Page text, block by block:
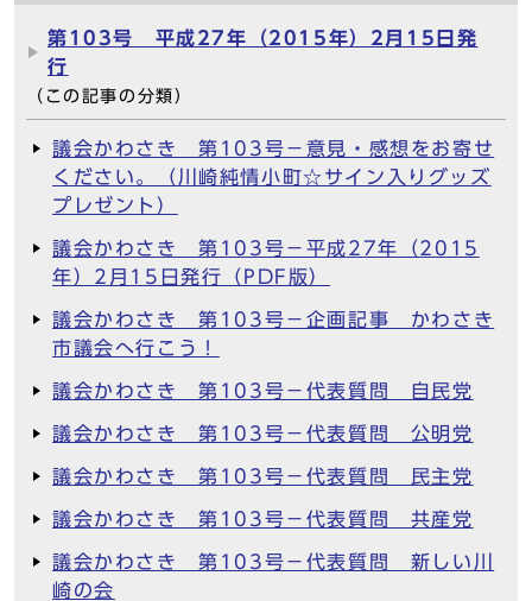
第103号 平成27年（2015年）2月15日発
行
（この記事の分類）
議会かわさき 第103号－意見・感想をお寄せ
ください。（川崎純情小町☆サイン入りグッズ
プレゼント）
議会かわさき 第103号－平成27年（2015
年）2月15日発行（PDF版）
議会かわさき 第103号－企画記事 かわさき
市議会へ行こう！
議会かわさき 第103号－代表質問 自民党
議会かわさき 第103号－代表質問 公明党
議会かわさき 第103号－代表質問 民主党
議会かわさき 第103号－代表質問 共産党
議会かわさき 第103号－代表質問 新しい川
崎の会